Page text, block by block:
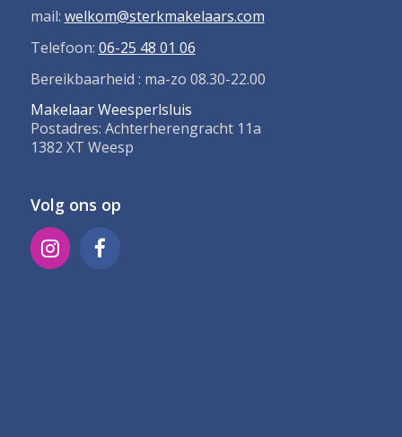
mail: welkom@sterkmakelaars.com
Telefoon: 06-25 48 01 06
Bereikbaarheid : ma-zo 08.30-22.00
Makelaar Weesperlsluis
Postadres: Achterherengracht 11a
1382 XT Weesp
Volg ons op